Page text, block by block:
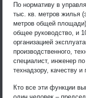
По нормативу в
тыс. кв. метров жилья
метров общей
общее руководство, и
организацией
производственного,
специалист, инженер
технадзору, качеству и
Кто все эти функции